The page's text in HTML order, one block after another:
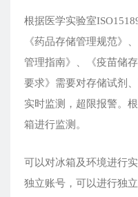
根据医学实验室
《药品存储管理规范》
管理指南》、《疫苗储
要求》需要对存储试剂
实时监测，超限报警。
箱进行监测。
可以对冰箱及环境进行
独立账号，可以进行独